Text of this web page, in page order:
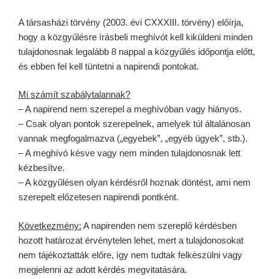
A társasházi törvény (2003. évi CXXXIII. törvény) előírja,
hogy a közgyűlésre írásbeli meghívót kell kiküldeni minden
tulajdonosnak legalább 8 nappal a közgyűlés időpontja előtt,
és ebben fel kell tüntetni a napirendi pontokat.
Mi számít szabálytalannak?
– A napirend nem szerepel a meghívóban vagy hiányos.
– Csak olyan pontok szerepelnek, amelyek túl általánosan
vannak megfogalmazva („egyebek”, „egyéb ügyek”, stb.).
– A meghívó késve vagy nem minden tulajdonosnak lett
kézbesítve.
– A közgyűlésen olyan kérdésről hoznak döntést, ami nem
szerepelt előzetesen napirendi pontként.
Következmény: A napirenden nem szereplő kérdésben
hozott határozat érvénytelen lehet, mert a tulajdonosokat
nem tájékoztatták előre, így nem tudtak felkészülni vagy
megjelenni az adott kérdés megvitatására.